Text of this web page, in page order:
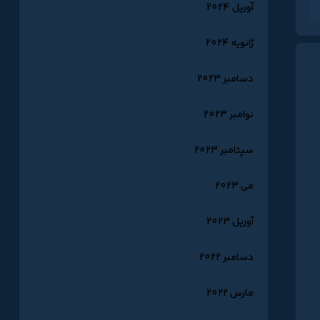
آوریل 2024
ژانویه 2024
دسامبر 2023
نوامبر 2023
سپتامبر 2023
می 2023
آوریل 2023
دسامبر 2022
مارس 2022